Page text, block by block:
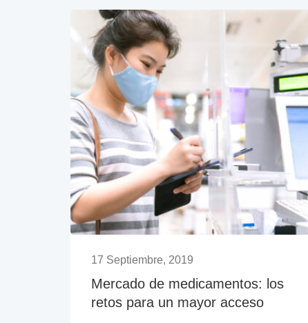
17 Septiembre, 2019
Mercado de medicamentos: los
retos para un mayor acceso